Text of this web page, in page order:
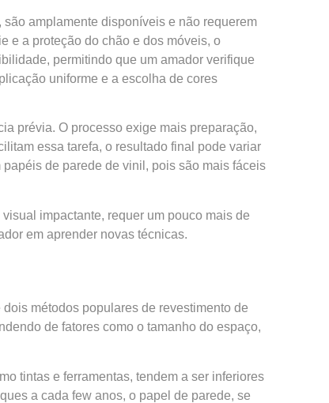
amplamente disponíveis e não requerem
e a proteção do chão e dos móveis, o
permitindo que um amador verifique
uniforme e a escolha de cores
prévia. O processo exige mais preparação,
essa tarefa, o resultado final pode variar
de parede de vinil, pois são mais fáceis
impactante, requer um pouco mais de
em aprender novas técnicas.
métodos populares de revestimento de
de fatores como o tamanho do espaço,
tintas e ferramentas, tendem a ser inferiores
a cada few anos, o papel de parede, se